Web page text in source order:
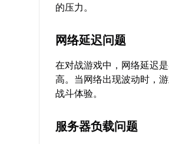
的压力。
网络延迟问题
在对战游戏中，网络延迟
高。当网络出现波动时，
战斗体验。
服务器负载问题